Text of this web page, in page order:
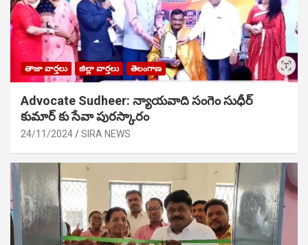
తాజా వార్తలు జిల్లా వార్తలు తెలంగాణ
Advocate Sudheer: న్యాయవాది సంగెం సుధీర్
కుమార్ కు సేవా పురస్కారం
24/11/2024 SIRA NEWS